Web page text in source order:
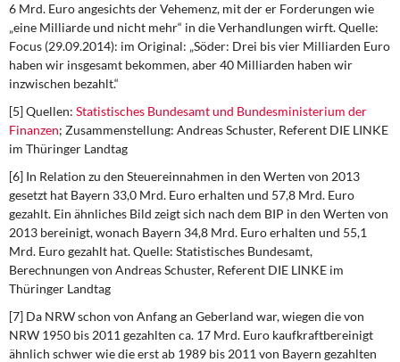
6 Mrd. Euro angesichts der Vehemenz, mit der er Forderungen wie
„eine Milliarde und nicht mehr“ in die Verhandlungen wirft. Quelle:
Focus (29.09.2014): im Original: „Söder: Drei bis vier Milliarden Euro
haben wir insgesamt bekommen, aber 40 Milliarden haben wir
inzwischen bezahlt.“
[5] Quellen: Statistisches Bundesamt und Bundesministerium der
Finanzen; Zusammenstellung: Andreas Schuster, Referent DIE LINKE
im Thüringer Landtag
[6] In Relation zu den Steuereinnahmen in den Werten von 2013
gesetzt hat Bayern 33,0 Mrd. Euro erhalten und 57,8 Mrd. Euro
gezahlt. Ein ähnliches Bild zeigt sich nach dem BIP in den Werten von
2013 bereinigt, wonach Bayern 34,8 Mrd. Euro erhalten und 55,1
Mrd. Euro gezahlt hat. Quelle: Statistisches Bundesamt,
Berechnungen von Andreas Schuster, Referent DIE LINKE im
Thüringer Landtag
[7] Da NRW schon von Anfang an Geberland war, wiegen die von
NRW 1950 bis 2011 gezahlten ca. 17 Mrd. Euro kaufkraftbereinigt
ähnlich schwer wie die erst ab 1989 bis 2011 von Bayern gezahlten